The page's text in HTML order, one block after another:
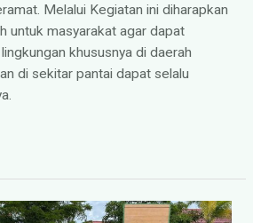
Melalui Kegiatan ini diharapkan
untuk masyarakat agar dapat
khususnya di daerah
di sekitar pantai dapat selalu